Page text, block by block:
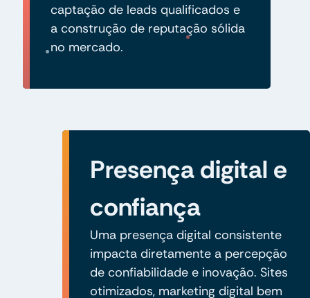
captação de leads qualificados e
a construção de reputação sólida
no mercado.
Presença digital e
confiança
Uma presença digital consistente
impacta diretamente a percepção
de confiabilidade e inovação. Sites
otimizados, marketing digital bem